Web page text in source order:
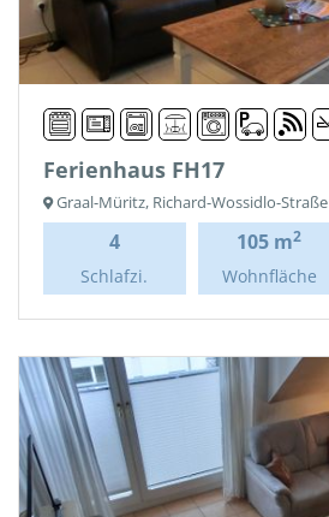
Ferienhaus FH17
Graal-Müritz, Richard-Wossidlo-
4
Schlafzi.
105 m2
Wohnfläche